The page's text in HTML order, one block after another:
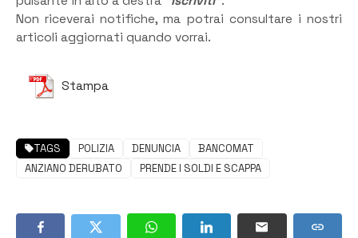
Non riceverai notifiche, ma potrai consultare i nostri
articoli aggiornati quando vorrai.
Stampa
TAGS POLIZIA DENUNCIA
BANCOMAT
ANZIANO DERUBATO
PRENDE I SOLDI E SCAPPA